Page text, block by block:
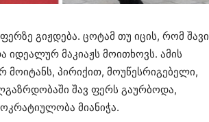
გიჟდება. ცოტამ თუ იცის, რომ შავი
იდეალურ მაკიაჟს მოითხოვს. ამის
მოიტანს, პირიქით, მოუწესრიგებელი,
შავ ფერს გაურბოდა,
მიანიჭა.